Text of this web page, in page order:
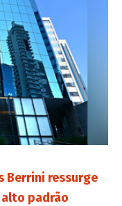
Berrini ressurge
padrão